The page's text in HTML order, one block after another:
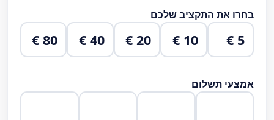
בחרו את התקציב שלכם
5 €
10 €
20 €
40 €
80 €
אמצעי תשלום